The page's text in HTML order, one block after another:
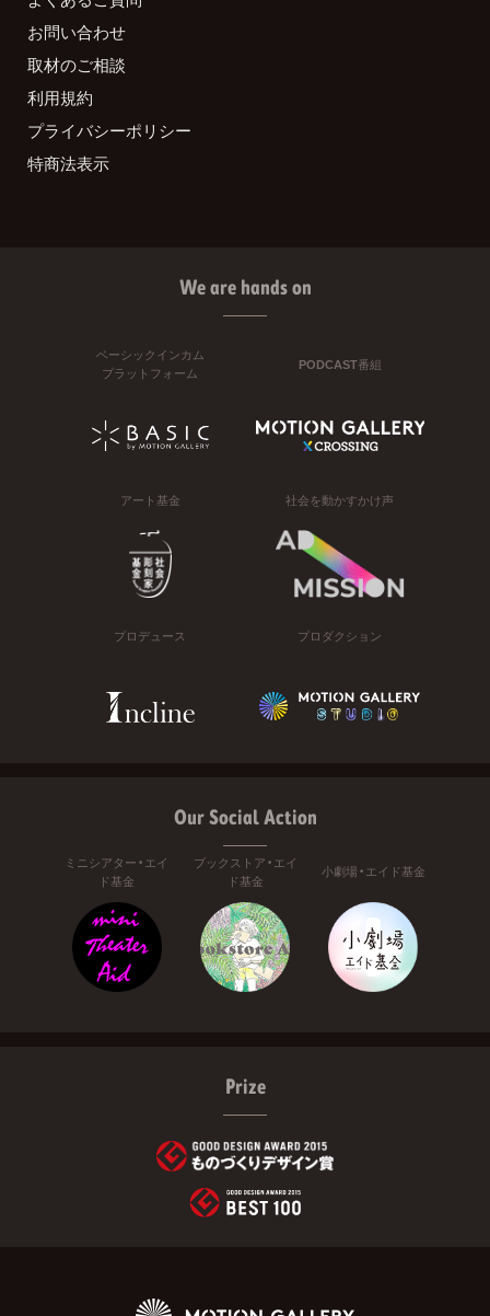
お問い合わせ
取材のご相談
利用規約
プライバシーポリシー
特商法表示
We are hands on
ベーシックインカム
プラットフォーム
PODCAST番組
アート基金 社会を動かすかけ声
プロデュース プロダクション
Our Social Action
ミニシアター・エイ
ド基金
ブックストア・エイ
ド基金
小劇場・エイド基金
Prize